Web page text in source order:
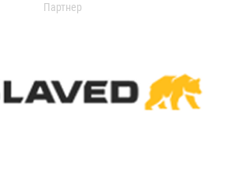
Партнер